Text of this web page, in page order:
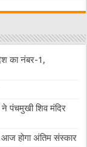
का नंबर-1,
पंचमुखी शिव मंदिर
आज होगा अंतिम संस्कार